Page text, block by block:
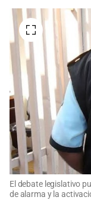
El debate legislativo
de alarma y la